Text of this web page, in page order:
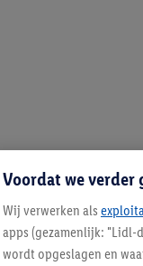
Voordat we verder
Wij verwerken als
apps (gezamenlijk: "Lidl-
wordt opgeslagen en